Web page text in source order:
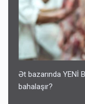
Pakistan
13:58
Ət bazarında YENİ
bahalaşır?